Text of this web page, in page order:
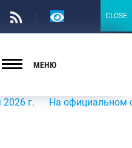
Версия
МЕНЮ
На официальном сайте
CLOSE
CLOSE